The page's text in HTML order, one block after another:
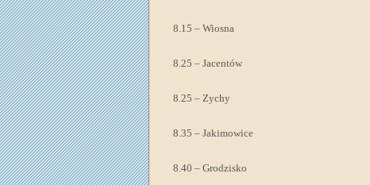
8.15 – Wiosna
8.25 – Jacentów
8.25 – Zychy
8.35 – Jakimowice
8.40 – Grodzisko